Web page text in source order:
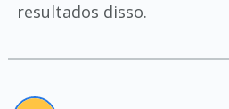
resultados disso.